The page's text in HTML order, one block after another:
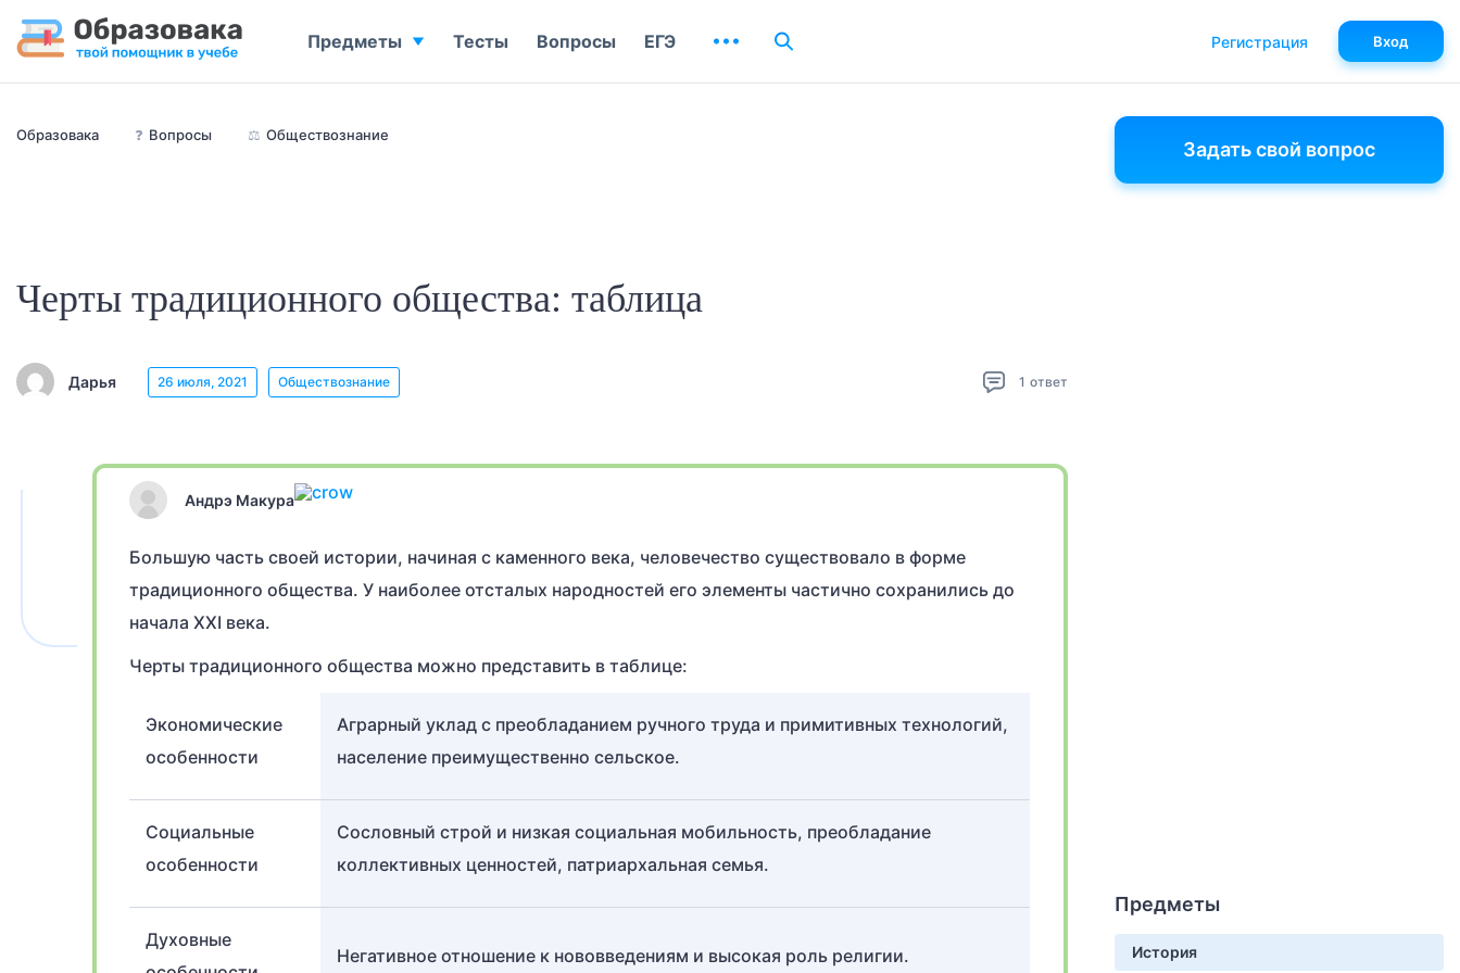
Образовака ❓ Вопросы ⚖️ Обществознание
Черты традиционного общества: таблица
Дарья 26 июля, 2021 Обществознание 1 ответ
Андрэ Макура
Большую часть своей истории, начиная с каменного века, человечество существовало в форме
традиционного общества. У наиболее отсталых народностей его элементы частично сохранились до
начала XXI века.
Черты традиционного общества можно представить в таблице:
Экономические
особенности
Аграрный уклад с преобладанием ручного труда и примитивных технологий,
население преимущественно сельское.
Социальные
особенности
Сословный строй и низкая социальная мобильность, преобладание
коллективных ценностей, патриархальная семья.
Духовные
Негативное отношение к нововведениям и высокая роль религии.
Задать свой вопрос
Предметы
История
Предметы Тесты Вопросы ЕГЭ Регистрация Вход